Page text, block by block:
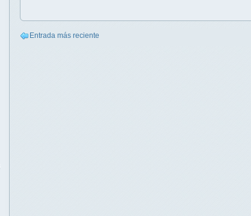
Entrada más reciente